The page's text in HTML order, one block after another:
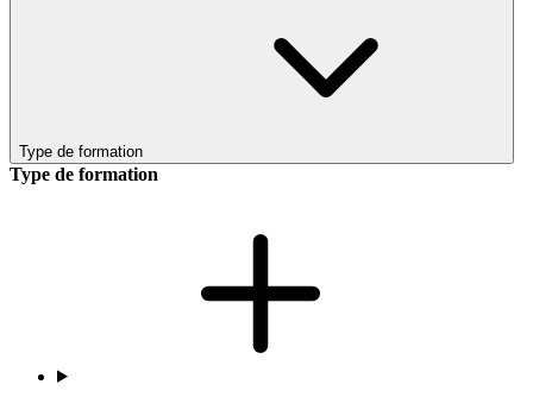
Type de formation
Type de formation